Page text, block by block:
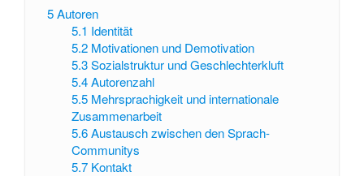
5Autoren
5.1 Identität
5.2 Motivationen und Demotivation
5.3 Sozialstruktur und Geschlechterkluft
5.4 Autorenzahl
5.5 Mehrsprachigkeit und internationale
Zusammenarbeit
5.6 Austausch zwischen den Sprach-
Communitys
5.7 Kontakt